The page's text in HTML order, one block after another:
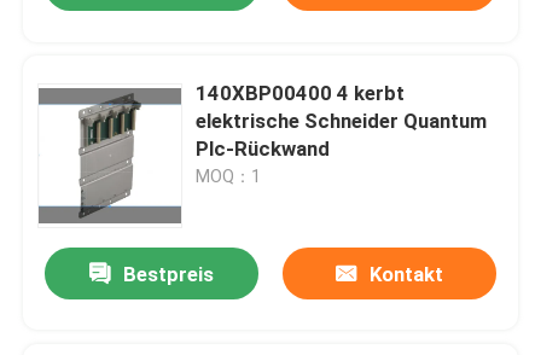
140XBP00400 4 kerbt
elektrische Schneider Quantum
Plc-Rückwand
MOQ：1
Bestpreis Kontakt